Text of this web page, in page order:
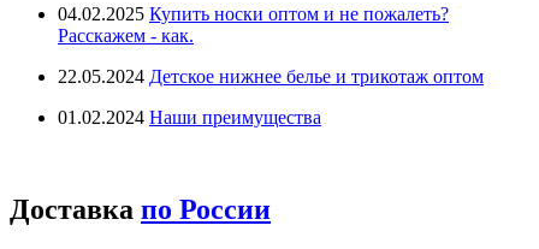
04.02.2025 Купить носки оптом и не пожалеть?
Расскажем - как.
22.05.2024 Детское нижнее белье и трикотаж оптом
01.02.2024 Наши преимущества
Доставка по России